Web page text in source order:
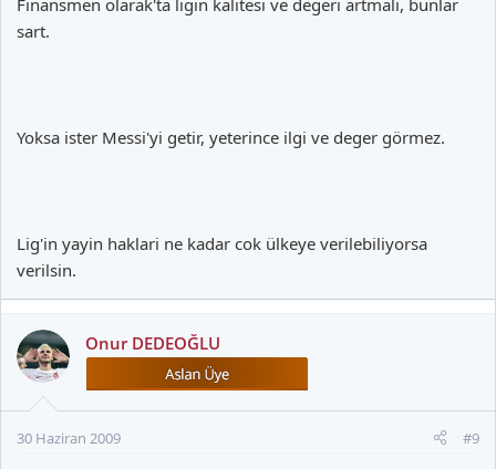
sart.
Yoksa ister Messi'yi getir, yeterince ilgi ve deger görmez.
Lig'in yayin haklari ne kadar cok ülkeye verilebiliyorsa
verilsin.
Onur DEDEOĞLU
30 Haziran 2009 #9